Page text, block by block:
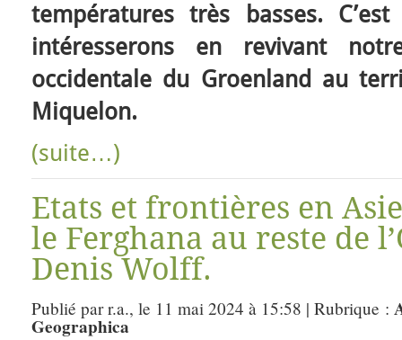
températures très basses.
intéresserons en revivant
occidentale du Groenland au
Miquelon.
(suite…)
Etats et frontières en
le Ferghana au reste de
Denis Wolff.
Publié par r.a., le 11 mai 2024 à 15:58 | Rubrique :
Geographica